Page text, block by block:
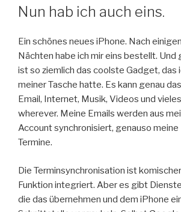
ON
Nun hab ich auch eins.
Ein schönes neues iPhone. Nach
Nächten habe ich mir eins bestellt. Und
ist so ziemlich das coolste Gadget, das
meiner Tasche hatte. Es kann genau
Email, Internet, Musik, Videos und
wherever. Meine Emails werden aus
Account synchronisiert, genauso
Termine.
Die Terminsynchronisation ist
Funktion integriert. Aber es gibt
die das übernehmen und dem iPhone